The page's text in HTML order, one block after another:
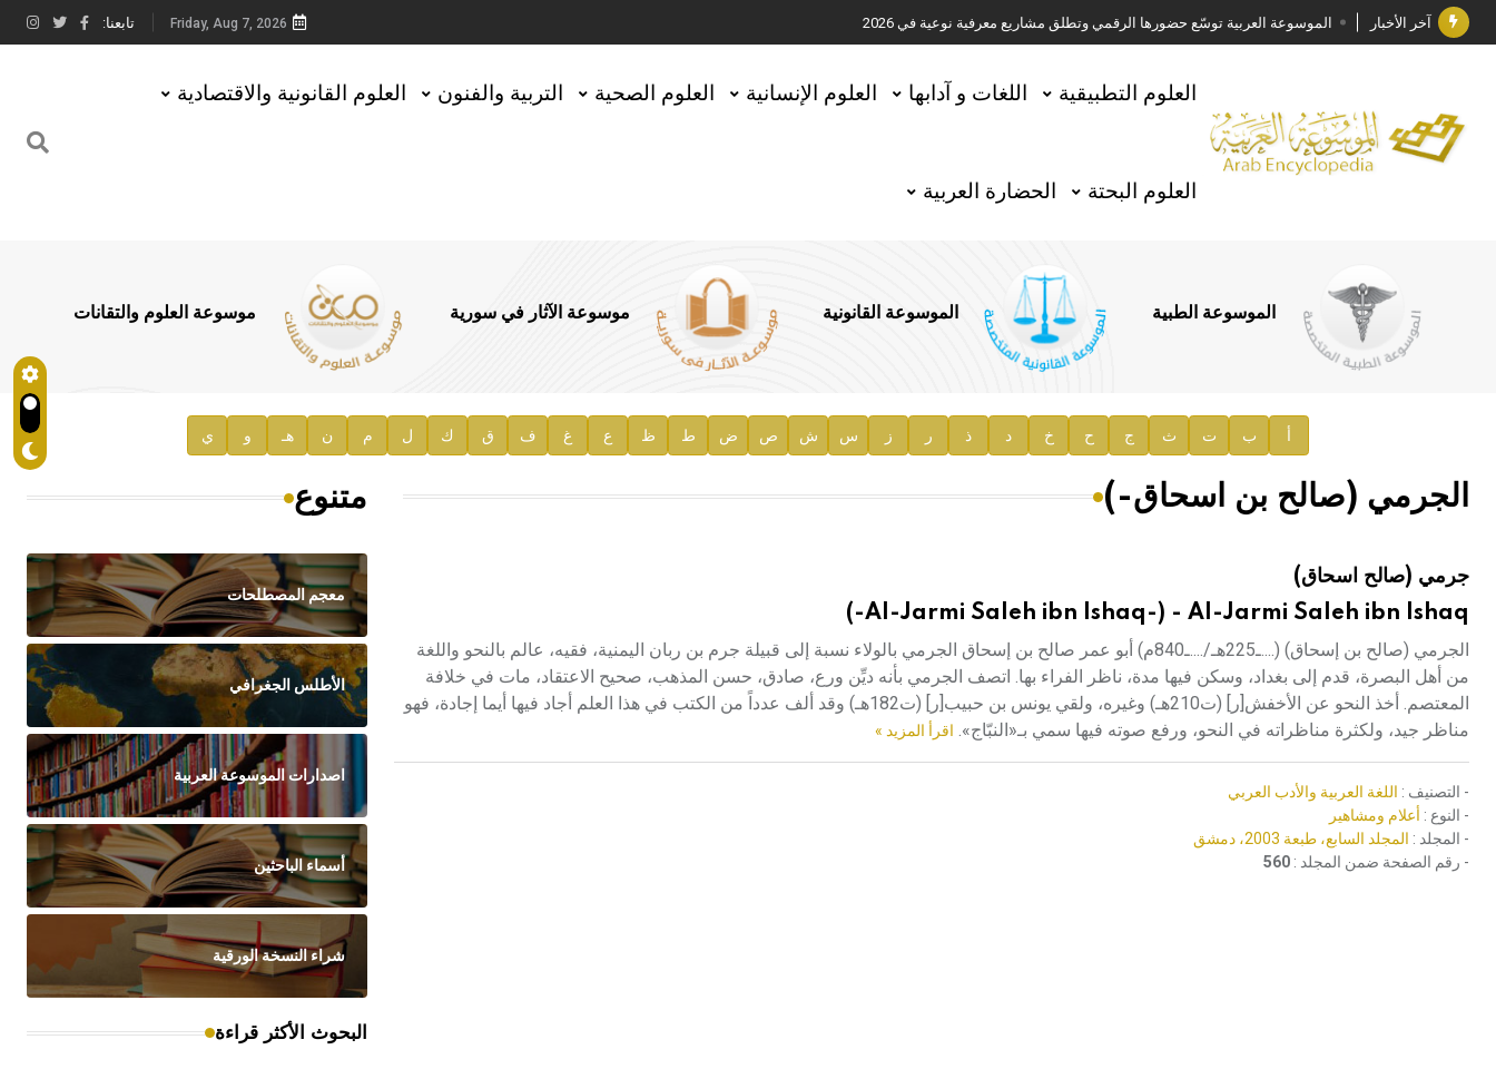
آخر الأخبار الموسوعة العربية توسّع حضورها الرقمي وتطلق مشاريع معرفية نوعية في 2026
جائزة مجمع الملك سلمان العالمي للغة العربية 2025
الأستاذ إياد خالد الطباع مدير عام لهيئة الموسوعة العربية
السيد محمد ياسين صالح وزيرا للثقافة
توصيات مجلس الإدارة
صدور المجلد السابع من موسوعة الآثار في سورية
إعلان..
هيئة الموسوعة العربية تطلق موسوعات جديدة في عام 2026
Friday, Aug 7, 2026 تابعنا:
العلوم التطبيقية اللغات و آدابها العلوم الإنسانية العلوم الصحية التربية والفنون العلوم القانونية والاقتصادية
العلوم البحتة الحضارة العربية
الموسوعة الطبية الموسوعة القانونية موسوعة الآثار في سورية موسوعة العلوم والتقانات
أ ب ت ث ج ح خ د ذ ر ز س ش ص ض ط ظ ع غ ف ق ك ل م ن هـ و ي
الجرمي (صالح بن اسحاق-)
جرمي (صالح اسحاق)
Al-Jarmi Saleh ibn Ishaq-) - Al-Jarmi Saleh ibn Ishaq-)
الجرمي (صالح بن إسحاق) (....ـ225هـ/....ـ840م) أبو عمر صالح بن إسحاق الجرمي بالولاء نسبة إلى قبيلة جرم بن ربان اليمنية، فقيه، عالم بالنحو واللغة
من أهل البصرة، قدم إلى بغداد، وسكن فيها مدة، ناظر الفراء بها. اتصف الجرمي بأنه ديِّن ورع، صادق، حسن المذهب، صحيح الاعتقاد، مات في خلافة
المعتصم. أخذ النحو عن الأخفش[ر] (ت210هـ) وغيره، ولقي يونس بن حبيب[ر] (ت182هـ) وقد ألف عدداً من الكتب في هذا العلم أجاد فيها أيما إجادة، فهو
مناظر جيد، ولكثرة مناظراته في النحو، ورفع صوته فيها سمي بـ«النبّاج». اقرأ المزيد »
- التصنيف : اللغة العربية والأدب العربي
- النوع : أعلام ومشاهير
- المجلد : المجلد السابع، طبعة 2003، دمشق
- رقم الصفحة ضمن المجلد : 560
متنوع
معجم المصطلحات
الأطلس الجغرافي
اصدارات الموسوعة العربية
أسماء الباحثين
شراء النسخة الورقية
البحوث الأكثر قراءة